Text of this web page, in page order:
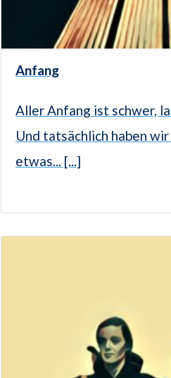
Anfang
Aller Anfang ist schwer,
Und tatsächlich haben
etwas... [...]